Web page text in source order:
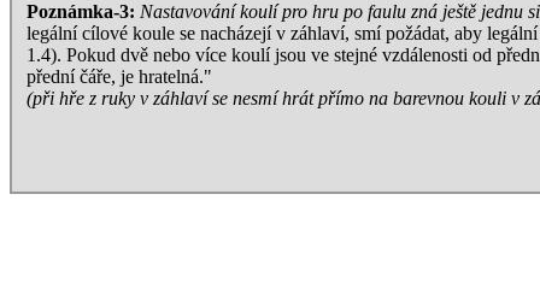
Poznámka-3: Nastavování koulí pro hru po faulu zná ještě
legální cílové koule se nacházejí v záhlaví, smí požádat, aby
1.4). Pokud dvě nebo více koulí jsou ve stejné vzdálenosti od
přední čáře, je hratelná."
(při hře z ruky v záhlaví se nesmí hrát přímo na barevnou kouli v